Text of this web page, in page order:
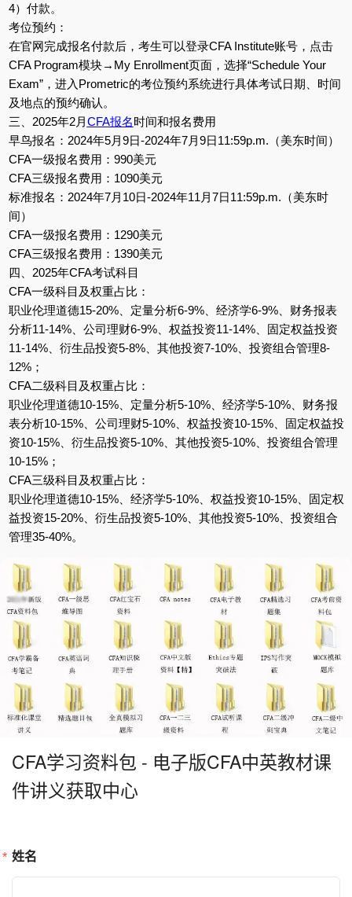
4）付款。
考位预约：
在官网完成报名付款后，考生可以登录CFA Institute账号，点击
CFA Program模块→My Enrollment页面，选择“Schedule Your
Exam”，进入Prometric的考位预约系统进行具体考试日期、时间
及地点的预约确认。
三、2025年2月CFA报名时间和报名费用
早鸟报名：2024年5月9日-2024年7月9日11:59p.m.（美东时间）
CFA一级报名费用：990美元
CFA三级报名费用：1090美元
标准报名：2024年7月10日-2024年11月7日11:59p.m.（美东时
间）
CFA一级报名费用：1290美元
CFA三级报名费用：1390美元
四、2025年CFA考试科目
CFA一级科目及权重占比：
职业伦理道德15-20%、定量分析6-9%、经济学6-9%、财务报表
分析11-14%、公司理财6-9%、权益投资11-14%、固定权益投资
11-14%、衍生品投资5-8%、其他投资7-10%、投资组合管理8-
12%；
CFA二级科目及权重占比：
职业伦理道德10-15%、定量分析5-10%、经济学5-10%、财务报
表分析10-15%、公司理财5-10%、权益投资10-15%、固定权益投
资10-15%、衍生品投资5-10%、其他投资5-10%、投资组合管理
10-15%；
CFA三级科目及权重占比：
职业伦理道德10-15%、经济学5-10%、权益投资10-15%、固定权
益投资15-20%、衍生品投资5-10%、其他投资5-10%、投资组合
管理35-40%。